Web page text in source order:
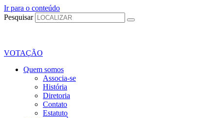
Ir para o conteúdo
Pesquisar
VOTAÇÃO
Quem somos
Associa-se
História
Diretoria
Contato
Estatuto